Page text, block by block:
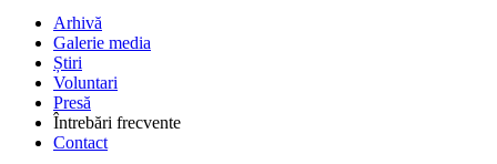
Arhivă
Galerie media
Știri
Voluntari
Presă
Întrebări frecvente
Contact